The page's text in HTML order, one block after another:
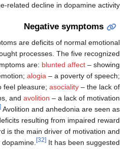
age-related decline in
[7]
Negative
Negative symptoms are deficits of
or of other thought processes. The
of negative symptoms are:blunted
or little emotion;alogia– a
– an inability to feel pleasure;
form relationships, and avolition– a
apathy. [30]Avolition and
motivational deficits resulting from
Reward is the main driver of
mediated by dopamine.
It has